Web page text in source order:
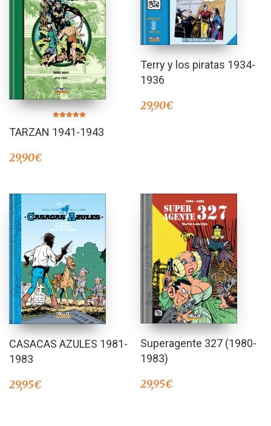
5.00
de 5
TARZAN 1941-1943
29,90€
Terry y los piratas 1934-
1936
29,90€
CASACAS AZULES 1981-
1983
29,95€
Superagente 327 (1980-
1983)
29,95€